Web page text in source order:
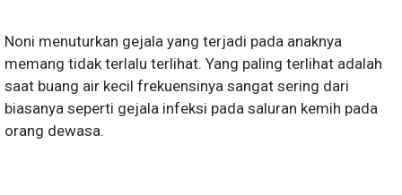
Noni menuturkan gejala yang terjadi pada anaknya
memang tidak terlalu terlihat. Yang paling terlihat adalah
saat buang air kecil frekuensinya sangat sering dari
biasanya seperti gejala infeksi pada saluran kemih pada
orang dewasa.